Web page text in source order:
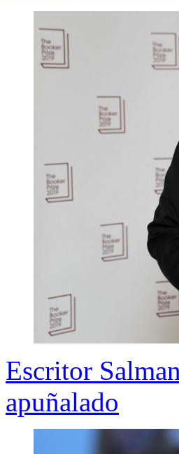
Escritor
apuñalado